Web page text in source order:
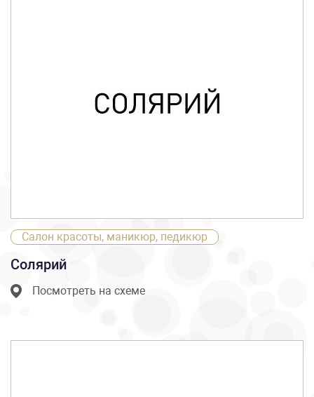
Салон красоты, маникюр, педикюр
Солярий
Посмотреть на схеме